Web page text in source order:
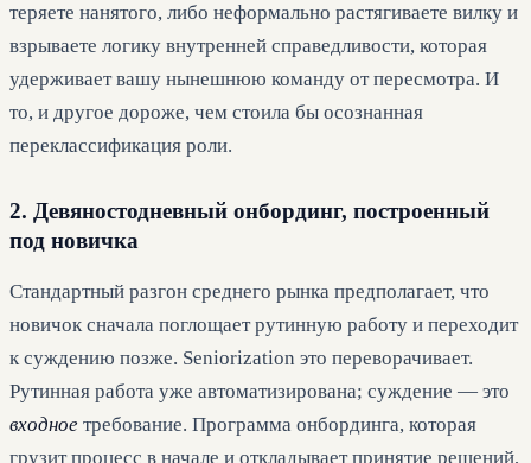
теряете нанятого, либо неформально растягиваете вилку и
взрываете логику внутренней справедливости, которая
удерживает вашу нынешнюю команду от пересмотра. И
то, и другое дороже, чем стоила бы осознанная
переклассификация роли.
2. Девяностодневный онбординг, построенный
под новичка
Стандартный разгон среднего рынка предполагает, что
новичок сначала поглощает рутинную работу и переходит
к суждению позже. Seniorization это переворачивает.
Рутинная работа уже автоматизирована; суждение — это
входное требование. Программа онбординга, которая
грузит процесс в начале и откладывает принятие решений,